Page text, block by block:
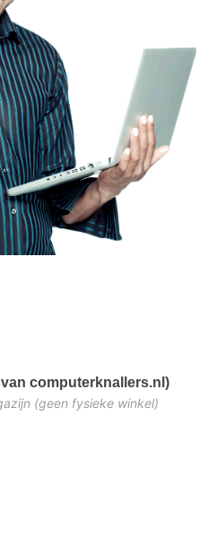
computerknallers.nl)
(geen fysieke winkel)